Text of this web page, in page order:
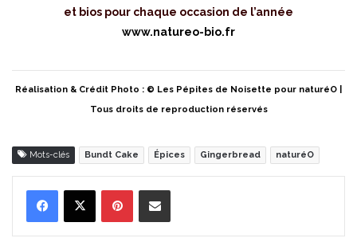
et bios pour chaque occasion de l’année
www.natureo-bio.fr
Réalisation & Crédit Photo : © Les Pépites de Noisette pour naturéO |
Tous droits de reproduction réservés
Mots-clés Bundt Cake Épices Gingerbread naturéO